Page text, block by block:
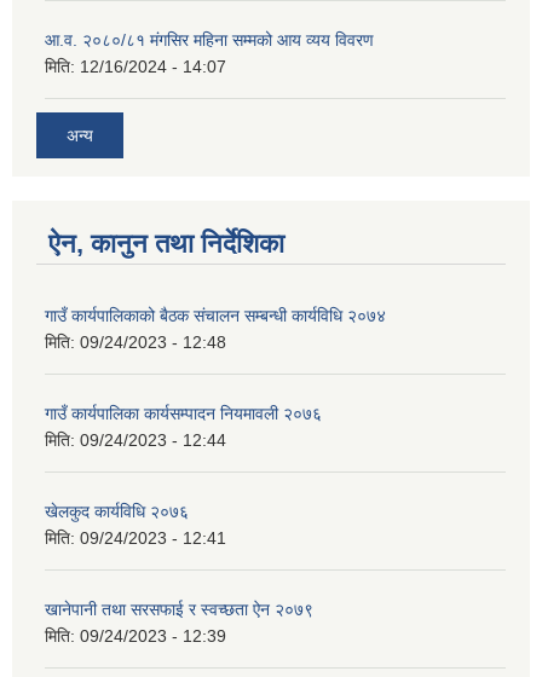
आ.व. २०८०/८१ मंगसिर महिना सम्मको आय व्यय विवरण
मिति: 12/16/2024 - 14:07
अन्य
ऐन, कानुन तथा निर्देशिका
गाउँ कार्यपालिकाको बैठक संचालन सम्बन्धी कार्यविधि २०७४
मिति: 09/24/2023 - 12:48
गाउँ कार्यपालिका कार्यसम्पादन नियमावली २०७६
मिति: 09/24/2023 - 12:44
खेलकुद कार्यविधि २०७६
मिति: 09/24/2023 - 12:41
खानेपानी तथा सरसफाई र स्वच्छता ऐन २०७९
मिति: 09/24/2023 - 12:39